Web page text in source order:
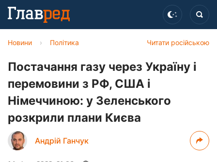
Читати російською
Новини › Політика
Постачання газу через Україну і
перемовини з РФ, США і
Німеччиною: у Зеленського
розкрили плани Києва
Андрій Ганчук